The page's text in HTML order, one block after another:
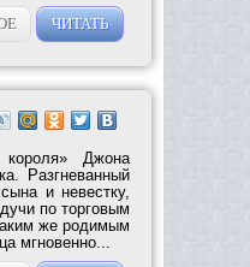
ЧИТАТЬ
Джона
Разгневанный
и невестку,
по торговым
же родимым
мгновенно...